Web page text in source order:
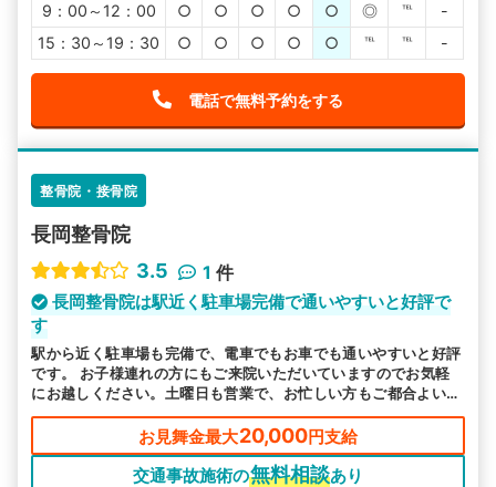
9：00～12：00
○ ○ ○ ○ ○ ◎ ℡
-
15：30～19：30
○ ○ ○ ○ ○ ℡ ℡ -
電話で無料予約をする
整骨院・接骨院
長岡整骨院
3.5
1 件
長岡整骨院は駅近く駐車場完備で通いやすいと好評で
す
駅から近く駐車場も完備で、電車でもお車でも通いやすいと好評
です。 お子様連れの方にもご来院いただいていますのでお気軽
にお越しください。土曜日も営業で、お忙しい方もご都合よい時
にお越しいただけるので安心です。
お見舞金最大20,000円支給
交通事故施術の無料相談あり